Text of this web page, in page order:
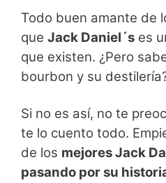
Todo buen amante de
que Jack Daniel´s es
que existen. ¿Pero
bourbon y su
Si no es así, no te
te lo cuento todo.
de los mejores Jack
pasando por su